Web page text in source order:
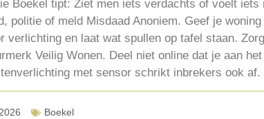
Boekel tipt: Ziet men iets verdachts of voelt iets
politie of meld Misdaad Anoniem. Geef je
verlichting en laat wat spullen op tafel staan.
Veilig Wonen. Deel niet online dat je aan
met sensor schrikt inbrekers ook af.
Boekel